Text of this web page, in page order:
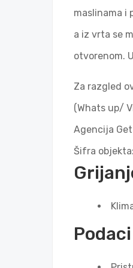
maslinama i
a iz vrta se
otvorenom.
Za razgled
(Whats up/
Agencija
Šifra